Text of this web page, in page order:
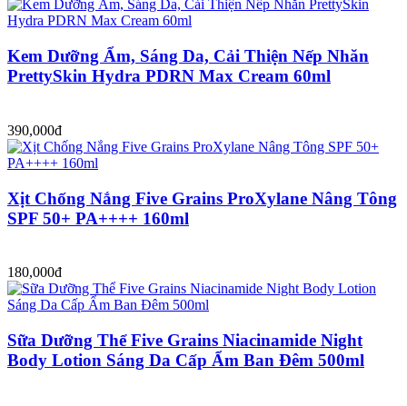
Kem Dưỡng Ẩm, Sáng Da, Cải Thiện Nếp Nhăn
PrettySkin Hydra PDRN Max Cream 60ml
390,000đ
Xịt Chống Nắng Five Grains ProXylane Nâng Tông
SPF 50+ PA++++ 160ml
180,000đ
Sữa Dưỡng Thể Five Grains Niacinamide Night
Body Lotion Sáng Da Cấp Ẩm Ban Đêm 500ml